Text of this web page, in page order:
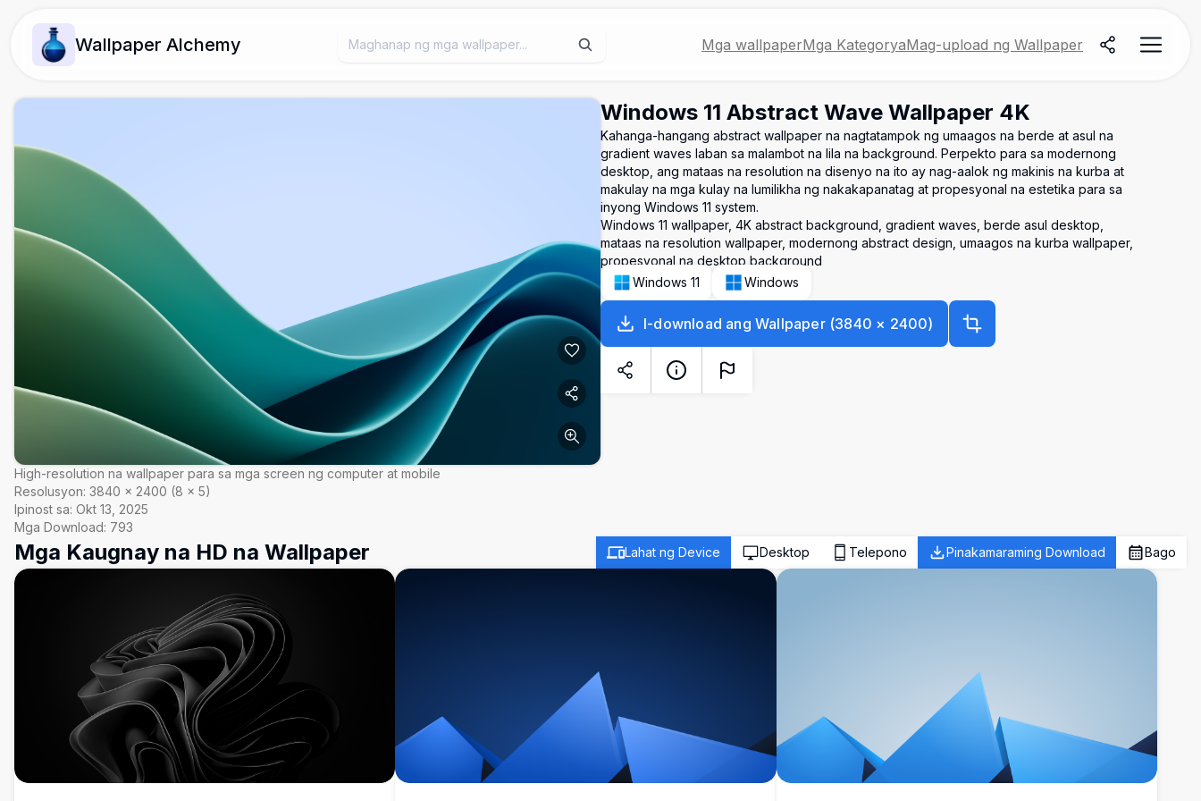
Wallpaper Alchemy Mga wallpaperMga KategoryaMag-upload ng Wallpaper
High-resolution na wallpaper para sa mga screen ng computer at mobile
Resolusyon: 3840 × 2400 (8 × 5)
Ipinost sa: Okt 13, 2025
Mga Download: 793
Windows 11 Abstract Wave Wallpaper 4K
Kahanga-hangang abstract wallpaper na nagtatampok ng umaagos na berde at asul na
gradient waves laban sa malambot na lila na background. Perpekto para sa modernong
desktop, ang mataas na resolution na disenyo na ito ay nag-aalok ng makinis na kurba at
makulay na mga kulay na lumilikha ng nakakapanatag at propesyonal na estetika para sa
inyong Windows 11 system.
Windows 11 wallpaper, 4K abstract background, gradient waves, berde asul desktop,
mataas na resolution wallpaper, modernong abstract design, umaagos na kurba wallpaper,
propesyonal na desktop background
Windows 11
Windows
I-download ang Wallpaper(3840 × 2400)
Mga Kaugnay na HD na Wallpaper Lahat ng Device Desktop Telepono Pinakamaraming Download Bago